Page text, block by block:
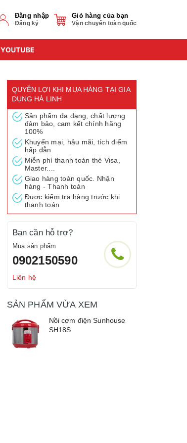
Đăng nhập
Đăng ký
Giỏ hàng của bạn
Vận chuyển toàn quốc
YOUTUBE
QUYỀN LỢI KHI MUA HÀNG TẠI GIA
DỤNG HÀ LINH
Sản phẩm đa dạng, chất lượng
đảm bảo, cam kết chính hãng
100%
Khuyến mại, hậu mãi, tích điểm
hấp dẫn
Miễn phí thanh toán thẻ Visa,
Master....
Giao hàng toàn quốc. Nhận
hàng - Thanh toán
Được kiểm tra hàng trước khi
thanh toán
Bạn cần hỗ trợ?
Mua sản phẩm
0902150590
Liên hệ
SẢN PHẨM VỪA XEM
Nồi cơm điện Sunhouse
SH18S